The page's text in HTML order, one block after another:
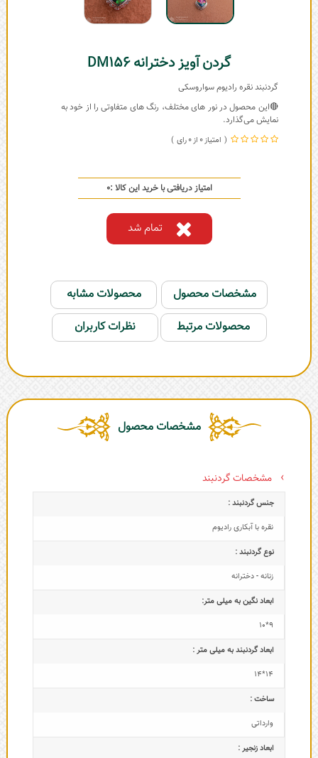
گردن آویز دخترانه DM156
گردنبند نقره رادیوم سواروسکی
🔴این محصول در نور های مختلف، رنگ های متفاوتی را از خود به
نمایش می‌گذارد.
0
0
امتیاز دریافتی با خرید این کالا :0
تمام شد
مشخصات محصول
محصولات مشابه
محصولات مرتبط
نظرات کاربران
مشخصات محصول
مشخصات گردنبند
جنس گردنبند :
نقره با آبکاری رادیوم
نوع گردنبند :
زنانه - دخترانه
ابعاد نگین به میلی متر:
9*10
ابعاد گردنبند به میلی متر :
14*14
ساخت :
وارداتی
ابعاد زنجیر :